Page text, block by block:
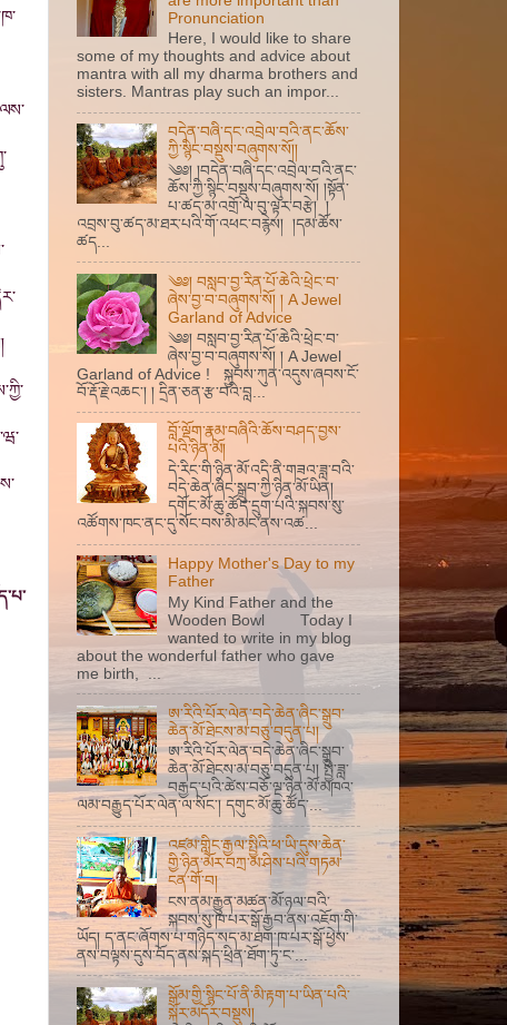
Pronunciation
Here, I would like to share
some of my thoughts and advice about
mantra with all my dharma brothers and
sisters. Mantras play such an impor...
བདེན་བཞི་དང་འབྲེལ་བའི་ནང་ཆོས་
ཀྱི་སྙིང་བསྡུས་བཞུགས་སོ།།
༄༅། །བདེན་བཞི་དང་འབྲེལ་བའི་ནང་
ཆོས་ཀྱི་སྙིང་བསྡུས་བཞུགས་སོ། །སྟོན་
པ་ཚད་མ་འགྲོ་ལ་བུ་ལྟར་བརྩེ། །
འབྲས་བུ་ཚད་མ་ཐར་པའི་གོ་འཕང་བརྙེས། །དམ་ཆོས་
ཚད...
༄༅། བསླབ་བྱ་རིན་པོ་ཆེའི་ཕྲེང་བ་
ཞེས་བྱ་བ་བཞུགས་སོ། ། A Jewel
Garland of Advice
༄༅། བསླབ་བྱ་རིན་པོ་ཆེའི་ཕྲེང་བ་
ཞེས་བྱ་བ་བཞུགས་སོ། ། A Jewel
Garland of Advice ! སྐྱབས་ཀུན་འདུས་ཞབས་ངོ་
བོ་རྡོ་རྗེ་འཆང་། ། དྲིན་ཅན་རྩ་བའི་བླ...
བློ་ལྡོག་རྣམ་བཞིའི་ཆོས་བཤད་བྱས་
པའི་ཉིན་མོ།
དེ་རིང་གི་ཉིན་མོ་འདི་ནི་གཟའ་ཟླ་བའི་
བདེ་ཆེན་ཞིང་སྒྲུབ་ཀྱི་ཉིན་མོ་ཡིན།
དགོང་མོ་ཆུ་ཚོད་དྲུག་པའི་སྐབས་སུ་
འཚོགས་ཁང་ནང་དུ་སོང་བས་མི་མང་ནས་འཚ...
Happy Mother's Day to my
Father
My Kind Father and the
Wooden Bowl Today I
wanted to write in my blog
about the wonderful father who gave
me birth, ...
ཨ་རིའི་པོར་ལེན་བདེ་ཆེན་ཞིང་སྒྲུབ་
ཆེན་མོ་ཐེངས་མ་བཅུ་བདུན་པ།
ཨ་རིའི་པོར་ལེན་བདེ་ཆེན་ཞིང་སྒྲུབ་
ཆེན་མོ་ཐེངས་མ་བཅུ་བདུན་པ། སྤྱི་ཟླ་
བརྒྱད་པའི་ཚེས་བཅོ་ལྔ་ཉིན་མོ་མཁའ་
ལམ་བརྒྱུད་པོར་ལེན་ལ་སོང་། དགུང་མོ་ཆུ་ཚོད་...
འཛམ་གླིང་རྒྱལ་སྤྱིའི་ཕ་ཡི་དུས་ཆེན་
གྱི་ཉིན་མོར་བཀྲ་མ་ཤིས་པའི་གཏམ་
ངན་གོ་བ།
ངས་ནམ་རྒྱུན་མཚན་མོ་ཉལ་བའི་
སྐབས་སུ་ཁ་པར་སྒོ་རྒྱབ་ནས་འཇོག་གི་
ཡོད། ད་ནང་ཞོགས་པ་གཉིད་སད་མ་ཐག་ཁ་པར་སྒོ་ཕྱེས་
ནས་བལྟས་དུས་བོད་ནས་སྐད་ཕྲིན་ཐོག་ཏུ་ང་...
སྒོམ་གྱི་སྙིང་པོ་ནི་མི་རྟག་པ་ཡིན་པའི་
སྐོར་མདོར་བསྡུས།